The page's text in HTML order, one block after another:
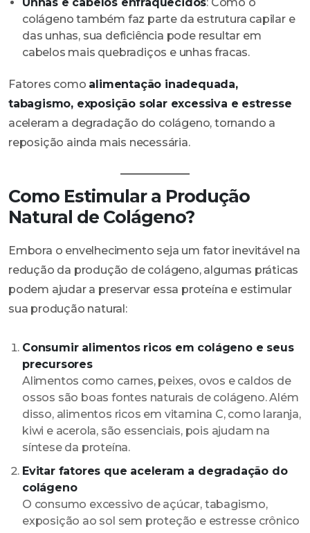
colágeno também faz parte da estrutura capilar e
das unhas, sua deficiência pode resultar em
cabelos mais quebradiços e unhas fracas.
Fatores como alimentação inadequada,
tabagismo, exposição solar excessiva e estresse
aceleram a degradação do colágeno, tornando a
reposição ainda mais necessária.
Como Estimular a Produção
Natural de Colágeno?
Embora o envelhecimento seja um fator inevitável na
redução da produção de colágeno, algumas práticas
podem ajudar a preservar essa proteína e estimular
sua produção natural:
Consumir alimentos ricos em colágeno e seus
precursores
Alimentos como carnes, peixes, ovos e caldos de
ossos são boas fontes naturais de colágeno. Além
disso, alimentos ricos em vitamina C, como laranja,
kiwi e acerola, são essenciais, pois ajudam na
síntese da proteína.
Evitar fatores que aceleram a degradação do
colágeno
O consumo excessivo de açúcar, tabagismo,
exposição ao sol sem proteção e estresse crônico